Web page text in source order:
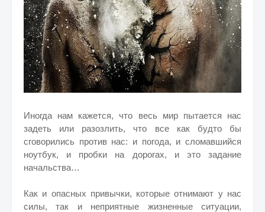
Иногда нам кажется, что весь мир пытается нас
задеть или разозлить, что все как будто бы
сговорились против нас: и погода, и сломавшийся
ноутбук, и пробки на дорогах, и это задание
начальства…
Как и опасных привычки, которые отнимают у нас
силы, так и неприятные жизненные ситуации,